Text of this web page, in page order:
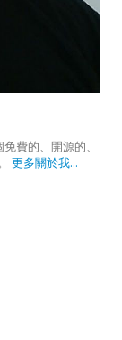
費的、開源的、
更多關於我...